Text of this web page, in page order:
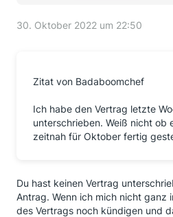
30. Oktober 2022 um 22:50
Zitat von Badaboomchef
Ich habe den Vertrag letzte
unterschrieben. Weiß nicht ob
zeitnah für Oktober fertig
Du hast keinen Vertrag
Antrag. Wenn ich mich nicht ganz
des Vertrags noch kündigen und